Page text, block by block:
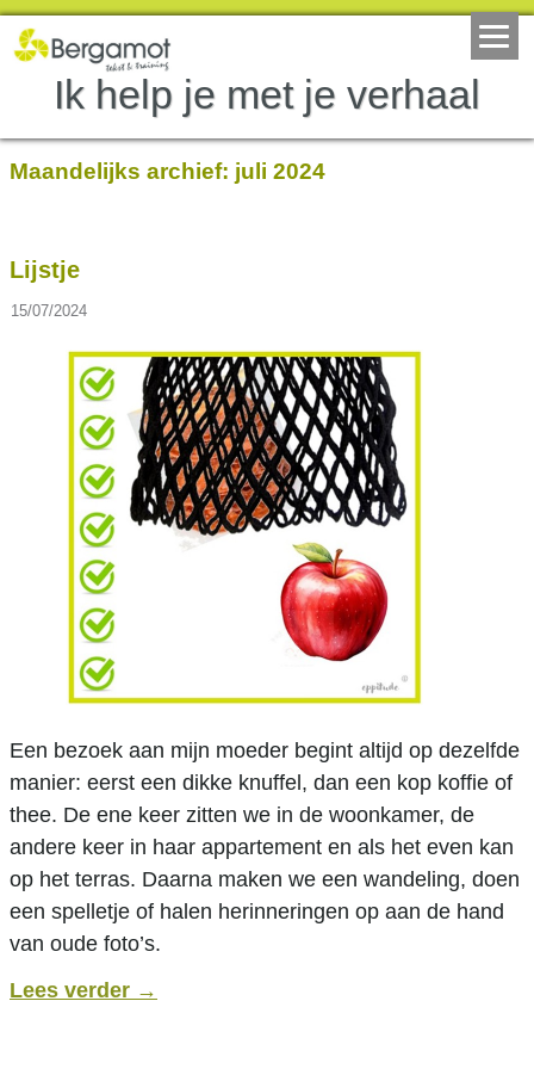
Ik help je met je verhaal
Maandelijks archief: juli 2024
Lijstje
15/07/2024
Een bezoek aan mijn moeder begint altijd op dezelfde
manier: eerst een dikke knuffel, dan een kop koffie of
thee. De ene keer zitten we in de woonkamer, de
andere keer in haar appartement en als het even kan
op het terras. Daarna maken we een wandeling, doen
een spelletje of halen herinneringen op aan de hand
van oude foto’s.
Lees verder →